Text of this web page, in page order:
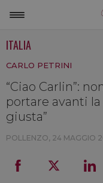
LA
ITALIA
CARLO PETRINI
“Ciao Carlin”:
portare avanti
giusta”
POLLENZO, 24 MAGGIO